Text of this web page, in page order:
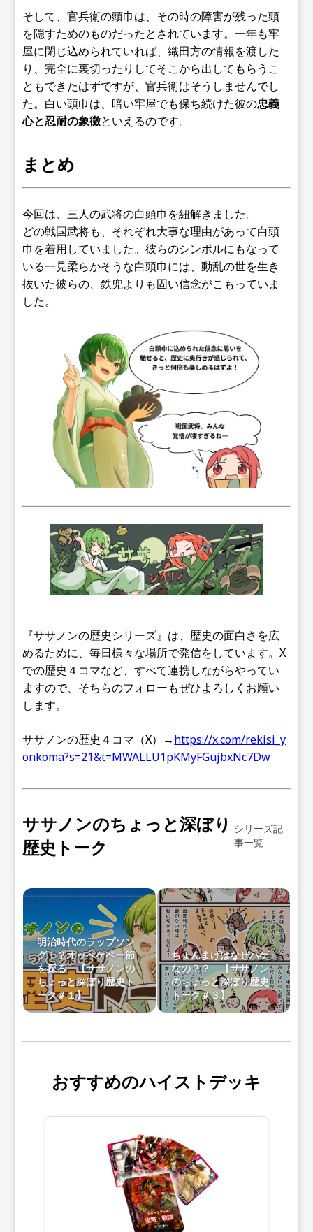
そして、官兵衛の頭巾は、その時の障害が残った頭
を隠すためのものだったとされています。一年も牢
屋に閉じ込められていれば、織田方の情報を渡した
り、完全に裏切ったりしてそこから出してもらうこ
ともできたはずですが、官兵衛はそうしませんでし
た。白い頭巾は、暗い牢屋でも保ち続けた彼の忠義
心と忍耐の象徴といえるのです。
まとめ
今回は、三人の武将の白頭巾を紐解きました。
どの戦国武将も、それぞれ大事な理由があって白頭
巾を着用していました。彼らのシンボルにもなって
いる一見柔らかそうな白頭巾には、動乱の世を生き
抜いた彼らの、鉄兜よりも固い信念がこもっていま
した。
『ササノンの歴史シリーズ』は、歴史の面白さを広
めるために、毎日様々な場所で発信をしています。X
での歴史４コマなど、すべて連携しながらやってい
ますので、そちらのフォローもぜひよろしくお願い
します。
ササノンの歴史４コマ（X）→https://x.com/rekisi_y
onkoma?s=21&t=MWALLU1pKMyFGujbxNc7Dw
ササノンのちょっと深ぼり
歴史トーク
シリーズ記
事一覧
明治時代のラップソン
グ！？オッペケペー節
を探る 【ササノンの
ちょっと深ぼり歴史ト
ーク＃１】
ちょんまげはなぜハゲ
なの？？ 【ササノン
のちょっと深ぼり歴史
トーク＃３】
おすすめのハイストデッキ